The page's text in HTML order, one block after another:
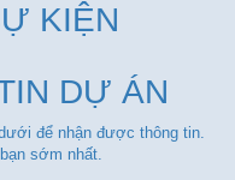
KIỆN
DỰ ÁN
để nhận được thông tin.
sớm nhất.